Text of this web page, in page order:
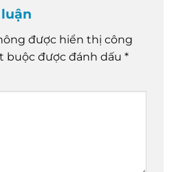
được hiển thị công
buộc được đánh dấu *